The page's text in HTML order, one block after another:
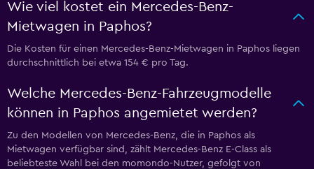
Wie viel kostet ein Mercedes-Benz-
Mietwagen in Paphos?
Die Kosten für einen Mercedes-Benz-Mietwagen in Paphos liegen
durchschnittlich bei etwa 154 € pro Tag.
Welche Mercedes-Benz-Fahrzeugmodelle
können in Paphos angemietet werden?
Zu den Modellen von Mercedes-Benz, die in Paphos als
Mietwagen verfügbar sind, zählt Mercedes-Benz E-Class als
beliebteste Wahl bei den momondo-Nutzer, gefolgt von